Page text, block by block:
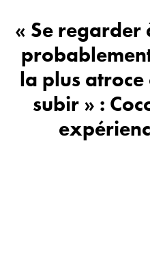
« Se regarder
la plus atroce
subir » :